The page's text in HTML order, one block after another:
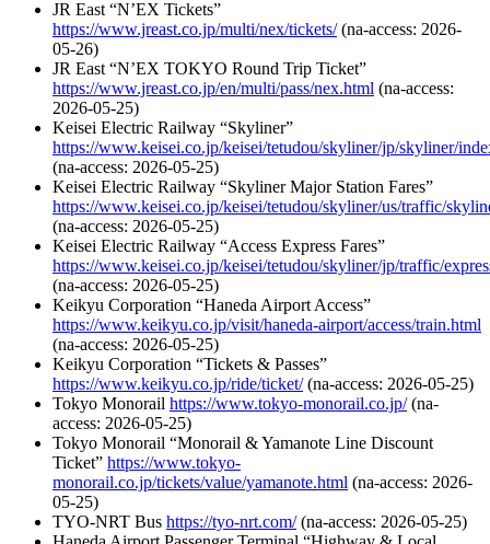
JR East “N’EX Tickets”
https://www.jreast.co.jp/multi/nex/tickets/(na-access: 2026-
05-26)
JR East “N’EX TOKYO Round Trip Ticket”
https://www.jreast.co.jp/en/multi/pass/nex.html (na-access:
2026-05-25)
Keisei Electric Railway “Skyliner”
https://www.keisei.co.jp/keisei/tetudou/skyliner/jp/skyliner/
(na-access: 2026-05-25)
Keisei Electric Railway “Skyliner Major Station Fares”
https://www.keisei.co.jp/keisei/tetudou/skyliner/us/traffic/
(na-access: 2026-05-25)
Keisei Electric Railway “Access Express Fares”
https://www.keisei.co.jp/keisei/tetudou/skyliner/jp/traffic/
(na-access: 2026-05-25)
Keikyu Corporation “Haneda Airport Access”
https://www.keikyu.co.jp/visit/haneda-airport/access/train.html
(na-access: 2026-05-25)
Keikyu Corporation “Tickets & Passes”
https://www.keikyu.co.jp/ride/ticket/(na-access: 2026-05-25)
Tokyo Monorail https://www.tokyo-monorail.co.jp/(na-
access: 2026-05-25)
Tokyo Monorail “Monorail & Yamanote Line Discount
Ticket” https://www.tokyo-
monorail.co.jp/tickets/value/yamanote.html (na-access: 2026-
05-25)
TYO-NRT Bus https://tyo-nrt.com/(na-access: 2026-05-25)